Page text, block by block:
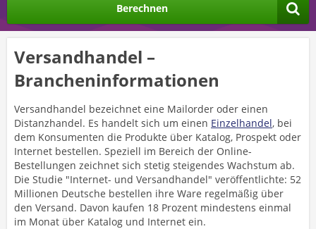
Berechnen
Versandhandel –
Brancheninformationen
Versandhandel bezeichnet eine Mailorder oder einen
Distanzhandel. Es handelt sich um einen Einzelhandel, bei
dem Konsumenten die Produkte über Katalog, Prospekt oder
Internet bestellen. Speziell im Bereich der Online-
Bestellungen zeichnet sich stetig steigendes Wachstum ab.
Die Studie "Internet- und Versandhandel" veröffentlichte: 52
Millionen Deutsche bestellen ihre Ware regelmäßig über
den Versand. Davon kaufen 18 Prozent mindestens einmal
im Monat über Katalog und Internet ein.